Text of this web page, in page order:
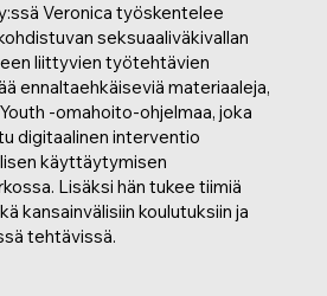
Veronica työskentelee
seksuaaliväkivallan
liittyvien työtehtävien
ennaltaehkäiseviä materiaaleja,
-omahoito-ohjelmaa, joka
digitaalinen interventio
käyttäytymisen
Lisäksi hän tukee tiimiä
kansainvälisiin koulutuksiin ja
tehtävissä.